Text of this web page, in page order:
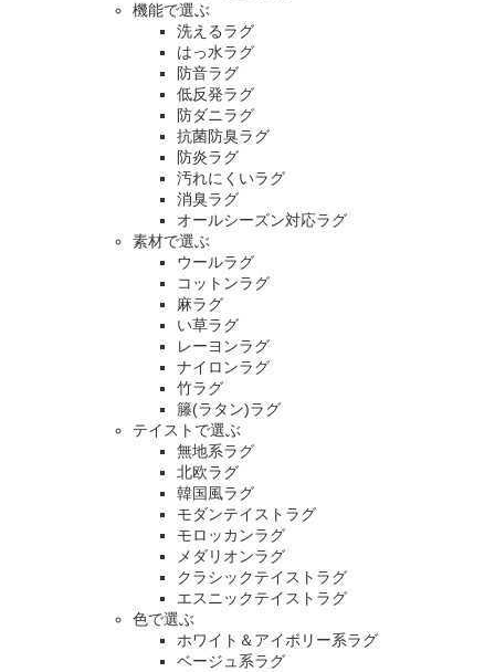
機能で選ぶ
洗えるラグ
はっ水ラグ
防音ラグ
低反発ラグ
防ダニラグ
抗菌防臭ラグ
防炎ラグ
汚れにくいラグ
消臭ラグ
オールシーズン対応ラグ
素材で選ぶ
ウールラグ
コットンラグ
麻ラグ
い草ラグ
レーヨンラグ
ナイロンラグ
竹ラグ
籐(ラタン)ラグ
テイストで選ぶ
無地系ラグ
北欧ラグ
韓国風ラグ
モダンテイストラグ
モロッカンラグ
メダリオンラグ
クラシックテイストラグ
エスニックテイストラグ
色で選ぶ
ホワイト＆アイボリー系ラグ
ベージュ系ラグ